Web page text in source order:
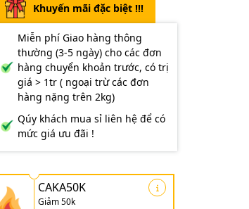
Khuyến mãi đặc biệt !!!
Miễn phí Giao hàng thông
thường (3-5 ngày) cho các đơn
hàng chuyển khoản trước, có trị
giá > 1tr ( ngoại trừ các đơn
hàng nặng trên 2kg)
Qúy khách mua sỉ liên hệ để có
mức giá ưu đãi !
CAKA50K
Giảm 50k